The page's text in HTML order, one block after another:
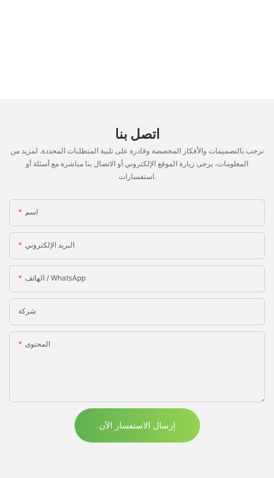
اتصل بنا
نرحب بالتصميمات والأفكار المخصصة وقادرة على تلبية المتطلبات المحددة. لمزيد من
المعلومات، يرجى زيارة الموقع الإلكتروني أو الاتصال بنا مباشرة مع أسئلة أو
استفسارات.
اسم
البريد الإلكتروني
الهاتف / WhatsApp
شركة
المحتوى
إرسال الاستفسار الآن